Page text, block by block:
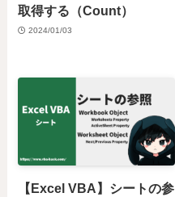
取得する（Count）
2024/01/03
【Excel VBA】シートの参